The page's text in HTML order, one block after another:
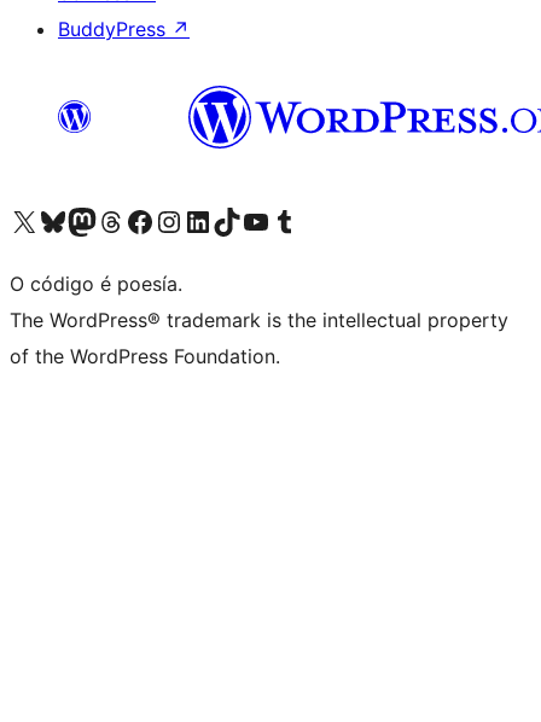
BuddyPress ↗
Visita la cuenta de X (anteriormente Twitter)
Visita a nosa conta de Bluesky
Visita a nosa conta de Mastodon
Visita a nosa conta de Threads
Visita a nosa páxina de Facebook
Visita a nosa conta de Instagram
Visita a nosa conta de LinkedIn
Visita a nosa conta de TikTok
Visita a nosa canle de YouTube
Visita a nosa conta de Tumblr
O código é poesía.
The WordPress® trademark is the intellectual property
of the WordPress Foundation.